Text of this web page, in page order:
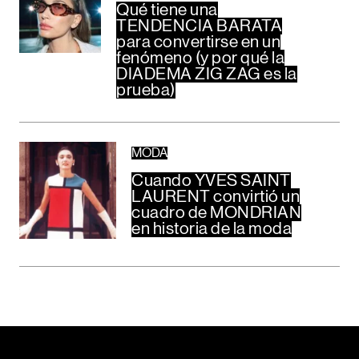
Qué tiene una
TENDENCIA BARATA
para convertirse en un
fenómeno (y por qué la
DIADEMA ZIG ZAG es la
prueba)
MODA
Cuando YVES SAINT
LAURENT convirtió un
cuadro de MONDRIAN
en historia de la moda